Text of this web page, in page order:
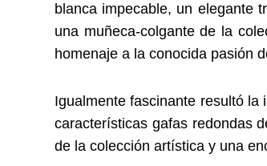
blanca impecable, un elegante
una muñeca-colgante de la
homenaje a la conocida pasión
Igualmente fascinante resultó
características gafas redondas
de la colección artística y una